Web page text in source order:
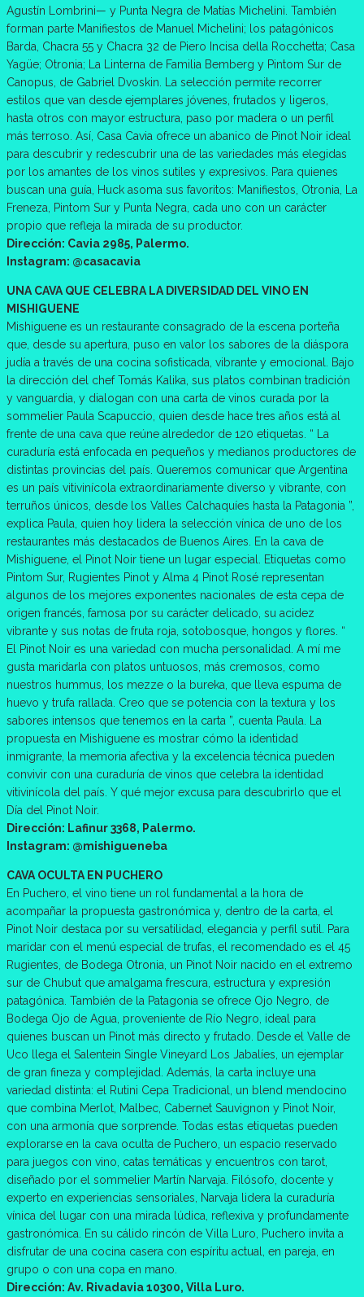
Agustín Lombrini— y Punta Negra de Matías Michelini. También
forman parte Manifiestos de Manuel Michelini; los patagónicos
Barda, Chacra 55 y Chacra 32 de Piero Incisa della Rocchetta; Casa
Yagüe; Otronia; La Linterna de Familia Bemberg y Pintom Sur de
Canopus, de Gabriel Dvoskin. La selección permite recorrer
estilos que van desde ejemplares jóvenes, frutados y ligeros,
hasta otros con mayor estructura, paso por madera o un perfil
más terroso. Así, Casa Cavia ofrece un abanico de Pinot Noir ideal
para descubrir y redescubrir una de las variedades más elegidas
por los amantes de los vinos sutiles y expresivos. Para quienes
buscan una guía, Huck asoma sus favoritos: Manifiestos, Otronia, La
Freneza, Pintom Sur y Punta Negra, cada uno con un carácter
propio que refleja la mirada de su productor.
Dirección: Cavia 2985, Palermo.
Instagram: @casacavia
UNA CAVA QUE CELEBRA LA DIVERSIDAD DEL VINO EN
MISHIGUENE
Mishiguene es un restaurante consagrado de la escena porteña
que, desde su apertura, puso en valor los sabores de la diáspora
judía a través de una cocina sofisticada, vibrante y emocional. Bajo
la dirección del chef Tomás Kalika, sus platos combinan tradición
y vanguardia, y dialogan con una carta de vinos curada por la
sommelier Paula Scapuccio, quien desde hace tres años está al
frente de una cava que reúne alrededor de 120 etiquetas. “ La
curaduría está enfocada en pequeños y medianos productores de
distintas provincias del país. Queremos comunicar que Argentina
es un país vitivinícola extraordinariamente diverso y vibrante, con
terruños únicos, desde los Valles Calchaquíes hasta la Patagonia ”,
explica Paula, quien hoy lidera la selección vínica de uno de los
restaurantes más destacados de Buenos Aires. En la cava de
Mishiguene, el Pinot Noir tiene un lugar especial. Etiquetas como
Pintom Sur, Rugientes Pinot y Alma 4 Pinot Rosé representan
algunos de los mejores exponentes nacionales de esta cepa de
origen francés, famosa por su carácter delicado, su acidez
vibrante y sus notas de fruta roja, sotobosque, hongos y flores. “
El Pinot Noir es una variedad con mucha personalidad. A mí me
gusta maridarla con platos untuosos, más cremosos, como
nuestros hummus, los mezze o la bureka, que lleva espuma de
huevo y trufa rallada. Creo que se potencia con la textura y los
sabores intensos que tenemos en la carta ”, cuenta Paula. La
propuesta en Mishiguene es mostrar cómo la identidad
inmigrante, la memoria afectiva y la excelencia técnica pueden
convivir con una curaduría de vinos que celebra la identidad
vitivinícola del país. Y qué mejor excusa para descubrirlo que el
Día del Pinot Noir.
Dirección: Lafinur 3368, Palermo.
Instagram: @mishigueneba
CAVA OCULTA EN PUCHERO
En Puchero, el vino tiene un rol fundamental a la hora de
acompañar la propuesta gastronómica y, dentro de la carta, el
Pinot Noir destaca por su versatilidad, elegancia y perfil sutil. Para
maridar con el menú especial de trufas, el recomendado es el 45
Rugientes, de Bodega Otronia, un Pinot Noir nacido en el extremo
sur de Chubut que amalgama frescura, estructura y expresión
patagónica. También de la Patagonia se ofrece Ojo Negro, de
Bodega Ojo de Agua, proveniente de Río Negro, ideal para
quienes buscan un Pinot más directo y frutado. Desde el Valle de
Uco llega el Salentein Single Vineyard Los Jabalíes, un ejemplar
de gran fineza y complejidad. Además, la carta incluye una
variedad distinta: el Rutini Cepa Tradicional, un blend mendocino
que combina Merlot, Malbec, Cabernet Sauvignon y Pinot Noir,
con una armonía que sorprende. Todas estas etiquetas pueden
explorarse en la cava oculta de Puchero, un espacio reservado
para juegos con vino, catas temáticas y encuentros con tarot,
diseñado por el sommelier Martín Narvaja. Filósofo, docente y
experto en experiencias sensoriales, Narvaja lidera la curaduría
vínica del lugar con una mirada lúdica, reflexiva y profundamente
gastronómica. En su cálido rincón de Villa Luro, Puchero invita a
disfrutar de una cocina casera con espíritu actual, en pareja, en
grupo o con una copa en mano.
Dirección: Av. Rivadavia 10300, Villa Luro.